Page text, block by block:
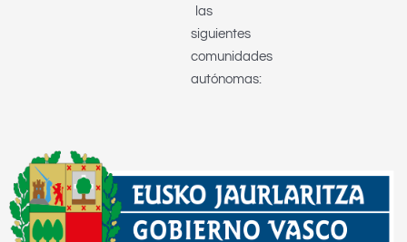
las
siguientes
comunidades
autónomas: